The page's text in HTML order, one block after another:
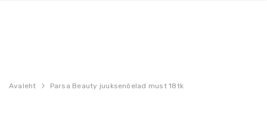
Avaleht Parsa Beauty juuksenõelad must 18tk